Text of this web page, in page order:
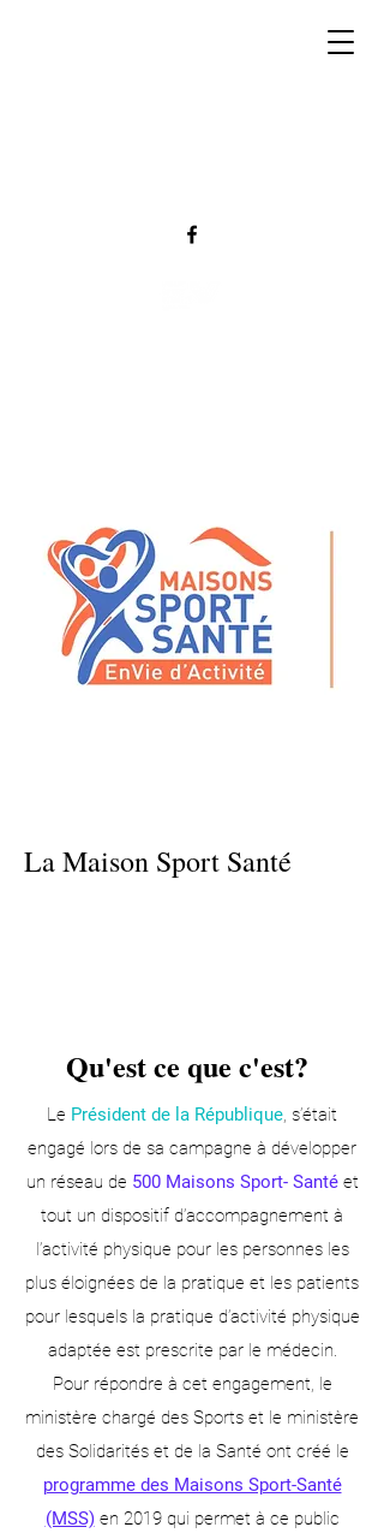
La Maison Sport Santé
Qu'est ce que c'est?
Le Président de la République, s’était
engagé lors de sa campagne à développer
un réseau de 500 Maisons Sport- Santéet
tout un dispositif d’accompagnement à
l’activité physique pour les personnes les
plus éloignées de la pratique et les patients
pour lesquels la pratique d’activité physique
adaptée est prescrite par le médecin.
Pour répondre à cet engagement, le
ministère chargé des Sports et le ministère
des Solidarités et de la Santé ont créé le
programme des Maisons Sport-Santé
(MSS)en 2019 qui permet à ce public